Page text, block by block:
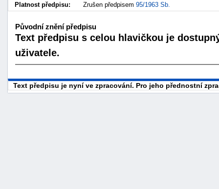
Platnost předpisu:
Zrušen předpisem 95/1963 Sb.
Původní znění předpisu
Text předpisu s celou hlavičkou je
uživatele.
Text předpisu je nyní ve zpracování. Pro jeho přednostní